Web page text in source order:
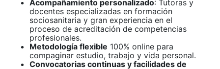
Acompañamiento personalizado: Tutoras y
docentes especializadas en formación
sociosanitaria y gran experiencia en el
proceso de acreditación de competencias
profesionales.
Metodología flexible 100% online para
compaginar estudio, trabajo y vida personal.
Convocatorias continuas y facilidades de